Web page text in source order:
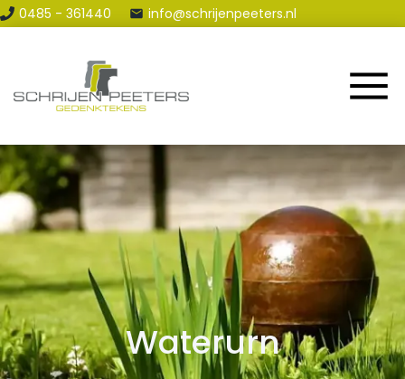
0485 - 361440 info@schrijenpeeters.nl
Home
Assortiment
Contact en Route
Blog
Waterurn